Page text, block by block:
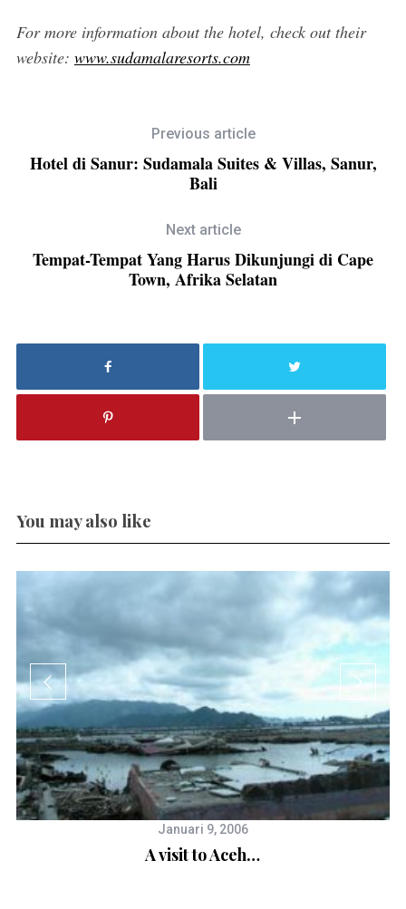
For more information about the hotel, check out their
website: www.sudamalaresorts.com
Previous article
Hotel di Sanur: Sudamala Suites & Villas, Sanur,
Bali
Next article
Tempat-Tempat Yang Harus Dikunjungi di Cape
Town, Afrika Selatan
You may also like
Januari 9, 2006
A visit to Aceh…